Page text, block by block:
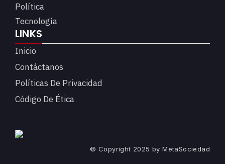
Política
Tecnología
LINKS
Inicio
Contáctanos
Políticas De Privacidad
Código De Ética
© Copyright 2025 by MetaSociedad